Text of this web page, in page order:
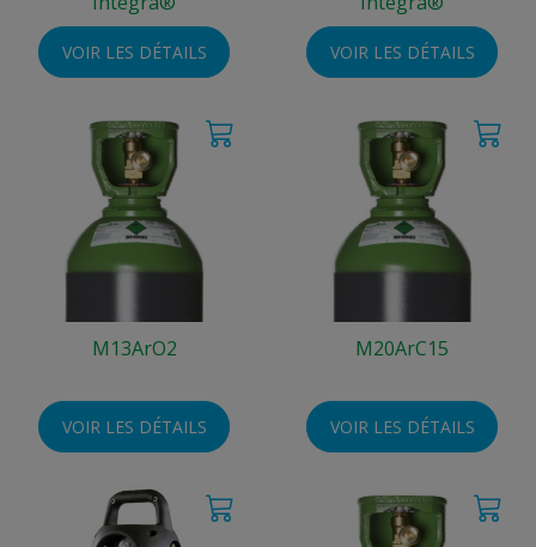
VOIR LES DÉTAILS VOIR LES DÉTAILS
M13ArO2
VOIR LES DÉTAILS
M20ArC15
VOIR LES DÉTAILS